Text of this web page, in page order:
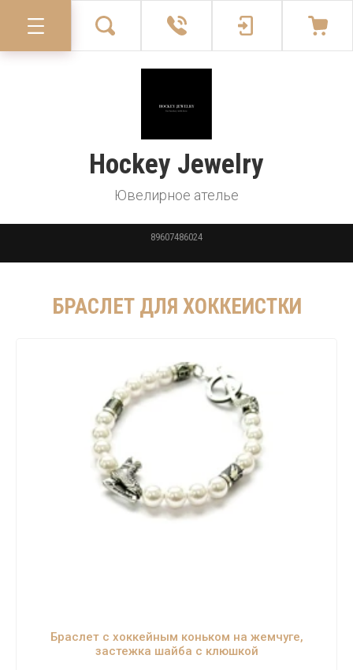
Hockey Jewelry
Ювелирное ателье
89607486024
БРАСЛЕТ ДЛЯ ХОККЕИСТКИ
Браслет с хоккейным коньком на жемчуге,
застежка шайба с клюшкой